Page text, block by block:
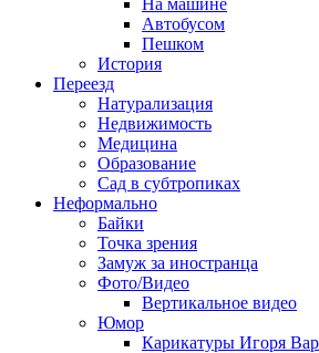
На машине
Автобусом
Пешком
История
Переезд
Натурализация
Недвижимость
Медицина
Образование
Сад в субтропиках
Неформально
Байки
Точка зрения
Замуж за иностранца
Фото/Видео
Вертикальное видео
Юмор
Карикатуры Игоря